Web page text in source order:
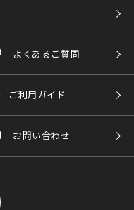
よくあるご質問
ご利用ガイド
お問い合わせ